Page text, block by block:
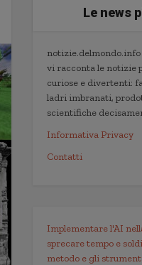
Le news
notizie.delmondo.info
vi racconta le notizie
curiose e divertenti:
ladri imbranati,
scientifiche
Informativa Privacy
Contatti
Implementare l'AI
sprecare tempo e
metodo e gli